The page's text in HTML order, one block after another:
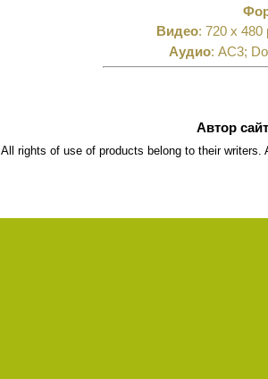
Видео: 720 x
Аудио: AC3;
Автор
All rights of use of products belong to their